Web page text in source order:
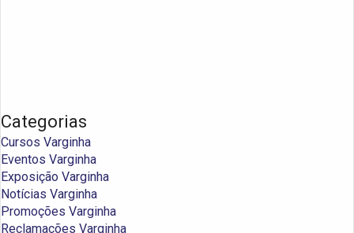
Categorias
Cursos Varginha
Eventos Varginha
Exposição Varginha
Notícias Varginha
Promoções Varginha
Reclamações Varginha